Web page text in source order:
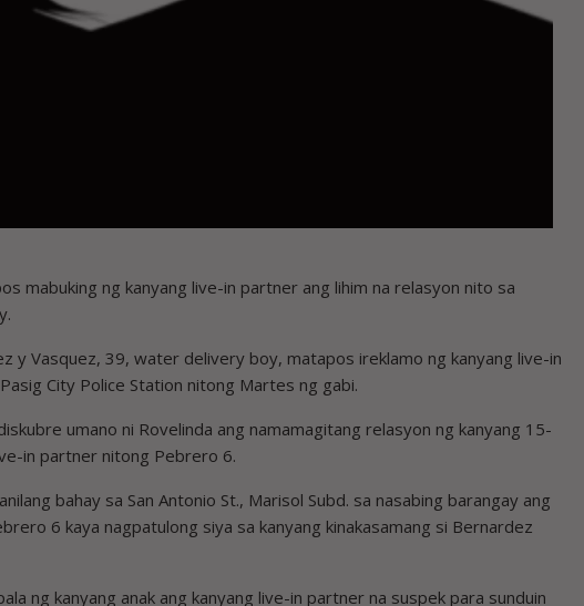
mabuking ng kanyang live-in partner ang lihim na relasyon nito sa
y Vasquez, 39, water delivery boy, matapos ireklamo ng kanyang live-in
City Police Station nitong Martes ng gabi.
umano ni Rovelinda ang namamagitang relasyon ng kanyang 15-
in partner nitong Pebrero 6.
bahay sa San Antonio St., Marisol Subd. sa nasabing barangay ang
6 kaya nagpatulong siya sa kanyang kinakasamang si Bernardez
ng kanyang anak ang kanyang live-in partner na suspek para sunduin